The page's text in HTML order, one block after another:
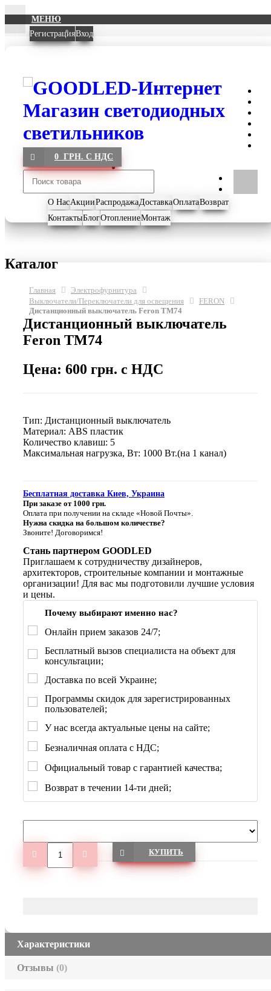
МЕНЮ
РегистрацияВход
0 ГРН. С НДС
О НасАкцииРаспродажаДоставкаОплатаВозврат
КонтактыБлогОтоплениеМонтаж
Каталог
Главная
Электрофурнитура
Выключатели/Переключатели для освещения
FERON
Дистанционный выключатель Feron TM74
Дистанционный выключатель
Feron TM74
Цена: 600 грн. с НДС
Тип: Дистанционный выключатель
Материал: ABS пластик
Количество клавиш: 5
Максимальная нагрузка, Вт: 1000 Вт.(на 1 канал)
Бесплатная доставка Киев, Украина
При заказе от 1000 грн.
Оплата при получении на складе «Новой Почты».
Нужна скидка на большом количестве?
Звоните! Договоримся!
Стань партнером GOODLED
Приглашаем к сотрудничеству дизайнеров,
архитекторов, строительные компании и монтажные
организации! Для вас мы подготовили лучшие условия
и цены.
Почему выбирают именно нас?
Онлайн прием заказов 24/7;
Бесплатный вызов специалиста на объект для
консультации;
Доставка по всей Украине;
Программы скидок для зарегистрированных
пользователей;
У нас всегда актуальные цены на сайте;
Безналичная оплата с НДС;
Официальный товар с гарантией качества;
Возврат в течении 14-ти дней;
КУПИТЬ
Характеристики
Отзывы (0)